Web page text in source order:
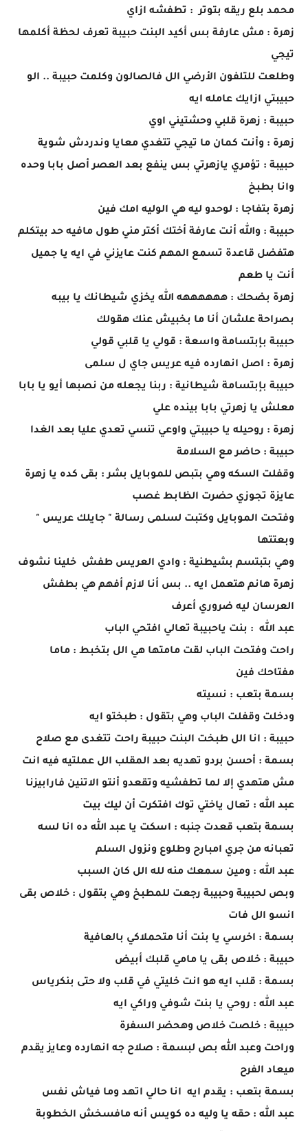
محمد بلع ريقه بتوتر : تطفشه ازاي
زهرة : مش عارفة بس أكيد البنت حبيبة تعرف لحظة أكلمها
تيجي
وطلعت للتلفون الأرضي الل فالصالون وكلمت حبيبة .. الو
حبيبتي ازايك عامله ايه
حبيبة : زهرة قلبي وحشتيني اوي
زهرة : وأنت كمان ما تيجي تتغدي معايا وندردش شوية
حبيبة : تؤمري يازهرتي بس ينفع بعد العصر أصل بابا وحده
وانا بطبخ
زهرة بتفاجا : لوحدو ليه هي الوليه امك فين
حبيبة : والله أنت عارفة أختك أكتر مني طول مافيه حد بيتكلم
هتفضل قاعدة تسمع المهم كنت عايزني في ايه يا جميل
أنت يا طعم
زهرة بضحك : ههههههه الله يخزي شيطانك يا بيبه
بصراحة علشان أنا ما بخبيش عنك هقولك
حبيبة بإبتسامة واسعة : قولي يا قلبي قولي
زهرة : اصل انهارده فيه عريس جاي ل سلمى
حبيبة بإبتسامة شيطانية : ربنا يجعله من نصبها أيو يا بابا
معلش يا زهرتي بابا بينده علي
زهرة : روحيله يا حبيبتي واوعي تنسي تعدي عليا بعد الغدا
حبيبة : حاضر مع السلامة
وقفلت السكه وهي بتبص للموبايل بشر : بقى كده يا زهرة
عايزة تجوزي حضرت الظابط غصب
وفتحت الموبايل وكتبت لسلمى رسالة " جايلك عريس "
وبعتتها
وهي بتبتسم بشيطنية : وادي العريس طفش خلينا نشوف
زهرة هانم هتعمل ايه .. بس أنا لازم أفهم هي بطفش
العرسان ليه ضروري أعرف
عبد الله : بنت ياحبيبة تعالي افتحي الباب
راحت وفتحت الباب لقت مامتها هي الل بتخبط : ماما
مفتاحك فين
بسمة بتعب : نسيته
ودخلت وقفلت الباب وهي بتقول : طبختو ايه
حبيبة : انا الل طبخت البنت حبيبة راحت تتغدى مع صلاح
بسمة : أحسن بردو تهديه بعد المقلب الل عملتيه فيه انت
مش هتهدي إلا لما تطفشيه وتقعدو أنتو الاتنين فارابيزنا
عبد الله : تعال ياختي توك افتكرت أن ليك بيت
بسمة بتعب قعدت جنبه : اسكت يا عبد الله ده انا لسه
تعبانه من جري امبارح وطلوع ونزول السلم
عبد الله : ومين سمعك منه لله الل كان السبب
وبص لحبيبة وحبيبة رجعت للمطبخ وهي بتقول : خلاص بقى
انسو الل فات
بسمة : اخرسي يا بنت أنا متحملاكي بالعافية
حبيبة : خلاص بقى يا مامي قلبك أبيض
بسمة : قلب ايه هو انت خليتي في قلب ولا حتى بنكرياس
عبد الله : روحي يا بنت شوفي وراكي ايه
حبيبة : خلصت خلاص وهحضر السفرة
وراحت وعبد الله بص لبسمة : صلاح جه انهارده وعايز يقدم
ميعاد الفرح
بسمة بتعب : يقدم ايه انا حالي اتهد وما فياش نفس
عبد الله : حقه يا وليه ده كويس أنه مافسخش الخطوبة